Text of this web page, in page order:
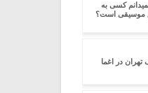
کسی به
موسیقی است؟
در اغما